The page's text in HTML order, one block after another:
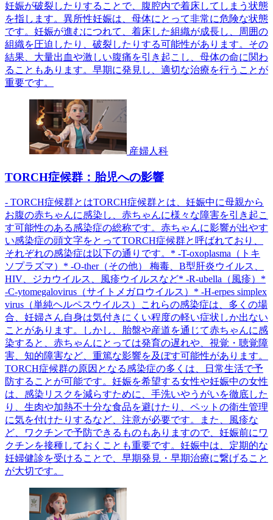
妊娠が破裂したりすることで、腹腔内で着床してしまう状態
を指します。異所性妊娠は、母体にとって非常に危険な状態
です。妊娠が進むにつれて、着床した組織が成長し、周囲の
組織を圧迫したり、破裂したりする可能性があります。その
結果、大量出血や激しい腹痛を引き起こし、母体の命に関わ
ることもあります。早期に発見し、適切な治療を行うことが
重要です。
産婦人科
TORCH症候群：胎児への影響
- TORCH症候群とはTORCH症候群とは、妊娠中に母親から
お腹の赤ちゃんに感染し、赤ちゃんに様々な障害を引き起こ
す可能性のある感染症の総称です。赤ちゃんに影響が出やす
い感染症の頭文字をとってTORCH症候群と呼ばれており、
それぞれの感染症は以下の通りです。* -T-oxoplasma（トキ
ソプラズマ）* -O-ther（その他） 梅毒、B型肝炎ウイルス、
HIV、ジカウイルス、風疹ウイルスなど* -R-ubella（風疹）*
-C-ytomegalovirus（サイトメガロウイルス）* -H-erpes simplex
virus（単純ヘルペスウイルス）これらの感染症は、多くの場
合、妊婦さん自身は気付きにくい程度の軽い症状しか出ない
ことがあります。しかし、胎盤や産道を通じて赤ちゃんに感
染すると、赤ちゃんにとっては発育の遅れや、視覚・聴覚障
害、知的障害など、重篤な影響を及ぼす可能性があります。
TORCH症候群の原因となる感染症の多くは、日常生活で予
防することが可能です。妊娠を希望する女性や妊娠中の女性
は、感染リスクを減らすために、手洗いやうがいを徹底した
り、生肉や加熱不十分な食品を避けたり、ペットの衛生管理
に気を付けたりするなど、注意が必要です。また、風疹な
ど、ワクチンで予防できるものもありますので、妊娠前にワ
クチンを接種しておくことも重要です。妊娠中は、定期的な
妊婦健診を受けることで、早期発見・早期治療に繋げること
が大切です。